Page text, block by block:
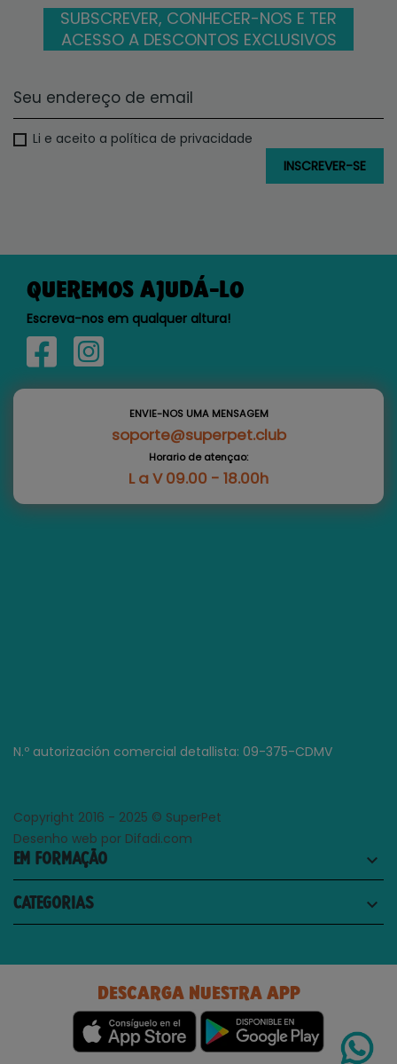
SUBSCREVER, CONHECER-NOS E TER
ACESSO A DESCONTOS EXCLUSIVOS
Li e aceito a política de privacidade
QUEREMOS AJUDÁ-LO
Escreva-nos em qualquer altura!
ENVIE-NOS UMA MENSAGEM
soporte@superpet.club
Horario de atençao:
L a V 09.00 - 18.00h
N.º autorización comercial detallista: 09-375-CDMV
Copyright 2016 - 2025 © SuperPet
Desenho web por Difadi.com
EM FORMAÇÃO keyboard_arrow_down
CATEGORIAS keyboard_arrow_down
DESCARGA NUESTRA APP